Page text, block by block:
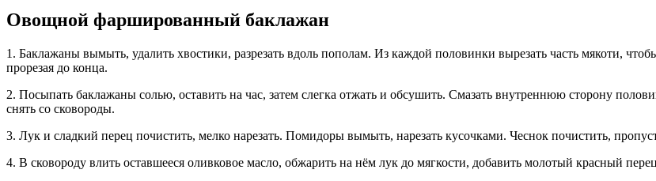
Овощной фаршированный баклажан
1. Баклажаны вымыть, удалить хвостики, разрезать вдоль пополам. Из каждой половинки вырезать часть мякоти,
прорезая до конца.
2. Посыпать баклажаны солью, оставить на час, затем слегка отжать и обсушить. Смазать внутреннюю сторону
снять со сковороды.
3. Лук и сладкий перец почистить, мелко нарезать. Помидоры вымыть, нарезать кусочками. Чеснок почистить,
4. В сковороду влить оставшееся оливковое масло, обжарить на нём лук до мягкости, добавить молотый красный